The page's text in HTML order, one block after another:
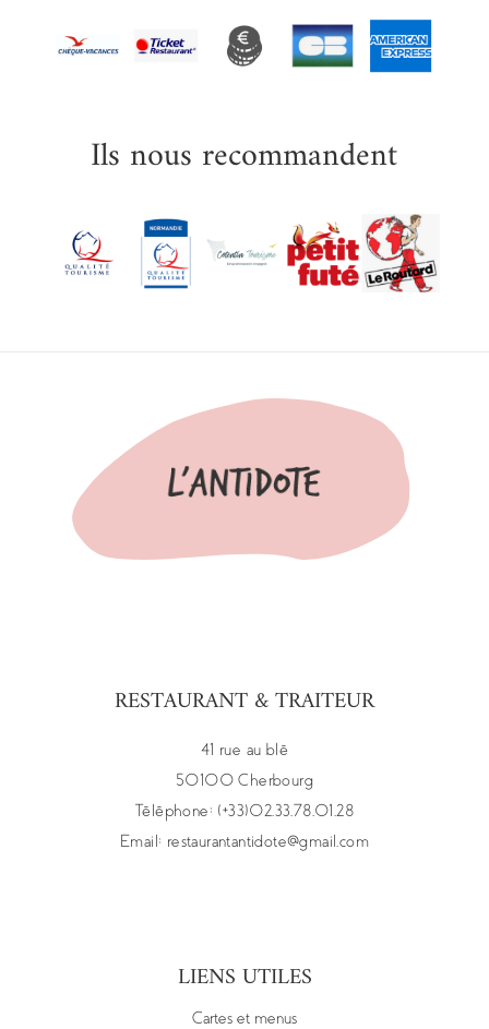
Ils nous recommandent
RESTAURANT & TRAITEUR
41 rue au blé
50100 Cherbourg
Téléphone: (+33)02.33.78.01.28
Email: restaurantantidote@gmail.com
LIENS UTILES
Cartes et menus